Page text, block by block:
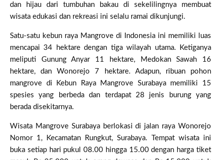
dan hijau dari tumbuhan bakau di sekelilingnya membuat
wisata edukasi dan rekreasi ini selalu ramai dikunjungi.
Satu-satu kebun raya Mangrove di Indonesia ini memiliki luas
mencapai 34 hektare dengan tiga wilayah utama. Ketiganya
meliputi Gunung Anyar 11 hektare, Medokan Sawah 16
hektare, dan Wonorejo 7 hektare. Adapun, ribuan pohon
mangrove di Kebun Raya Mangrove Surabaya memiliki 15
spesies yang berbeda dan terdapat 28 jenis burung yang
berada disekitarnya.
Wisata Mangrove Surabaya berlokasi di jalan raya Wonorejo
Nomor 1, Kecamatan Rungkut, Surabaya. Tempat wisata ini
buka setiap hari pukul 08.00 hingga 15.00 dengan harga tiket